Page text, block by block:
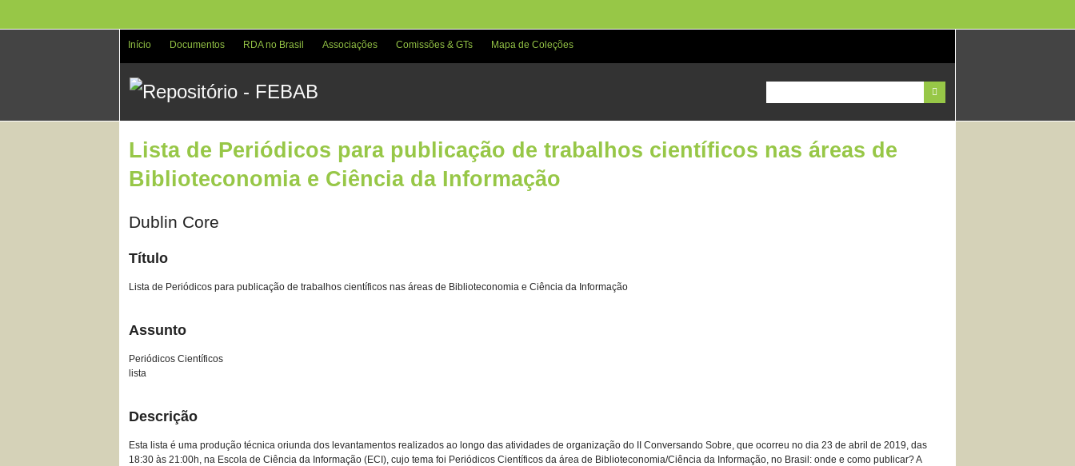
Início Documentos RDA no Brasil Associações Comissões & GTs Mapa de Coleções
Lista de Periódicos para publicação de trabalhos científicos nas áreas de
Biblioteconomia e Ciência da Informação
Dublin Core
Título
Lista de Periódicos para publicação de trabalhos científicos nas áreas de Biblioteconomia e Ciência da Informação
Assunto
Periódicos Científicos
lista
Descrição
Esta lista é uma produção técnica oriunda dos levantamentos realizados ao longo das atividades de organização do II Conversando Sobre, que ocorreu no dia 23 de abril de 2019, das
18:30 às 21:00h, na Escola de Ciência da Informação (ECI), cujo tema foi Periódicos Científicos da área de Biblioteconomia/Ciência da Informação, no Brasil: onde e como publicar? A